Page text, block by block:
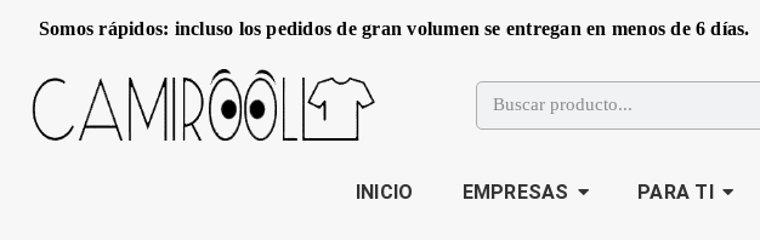
Somos rápidos: incluso los pedidos de gran volumen se entregan en menos de 6 días.
INICIO EMPRESAS PARA TI